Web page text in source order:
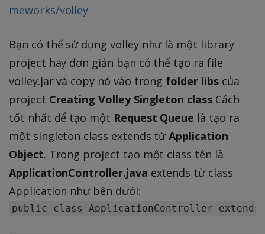
meworks/volley
Bạn có thể sử dụng volley như là một library
project hay đơn giản bạn có thể tạo ra file
volley.jar và copy nó vào trong folder libscủa
project Creating Volley Singleton classCách
tốt nhất để tạo một Request Queue là tạo ra
một singleton class extends từApplication
Object. Trong project tạo một class tên là
ApplicationController.java extends từ class
Application như bên dưới:
public class ApplicationController